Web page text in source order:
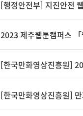
[행정안전부] 지진안전
2023 제주웹툰캠퍼스
[한국만화영상진흥원]
[한국만화영상진흥원]